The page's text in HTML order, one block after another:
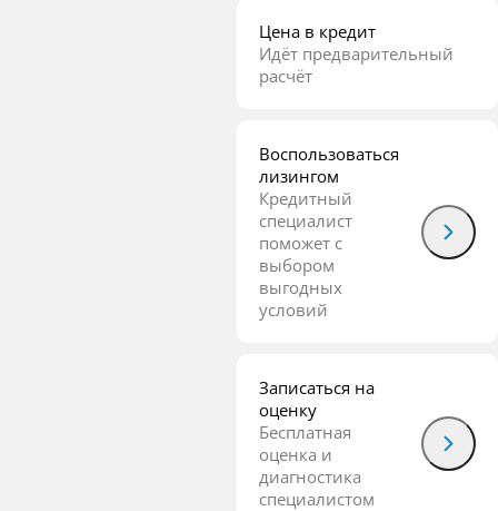
Цена в кредит
Идёт предварительный
расчёт
Воспользоваться
лизингом
Кредитный
специалист
поможет с
выбором
выгодных
условий
Записаться на
оценку
Бесплатная
оценка и
диагностика
специалистом